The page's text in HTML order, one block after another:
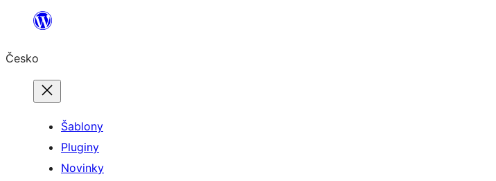
Přeskočit
obsah
Česko
Šablony
Pluginy
Novinky